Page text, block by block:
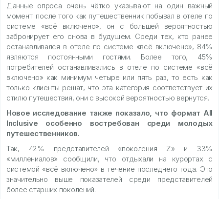
Данные опроса очень чётко указывают на один важный
момент: после того как путешественник побывал в отеле по
системе «всё включено», он с большей вероятностью
забронирует его снова в будущем. Среди тех, кто ранее
останавливался в отеле по системе «всё включено», 84%
являются постоянными гостями. Более того, 45%
потребителей останавливались в отеле по системе «всё
включено» как минимум четыре или пять раз, то есть как
только клиенты решат, что эта категория соответствует их
стилю путешествия, они с высокой вероятностью вернутся.
Новое исследование также показало, что формат All
Inclusive особенно востребован среди молодых
путешественников.
Так, 42% представителей «поколения Z» и 33%
«миллениалов» сообщили, что отдыхали на курортах с
системой «всё включено» в течение последнего года. Это
значительно выше показателей среди представителей
более старших поколений.